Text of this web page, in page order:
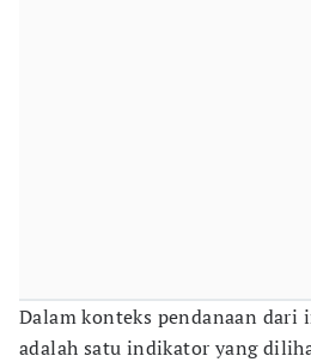
Dalam konteks pendanaan dari
adalah satu indikator yang